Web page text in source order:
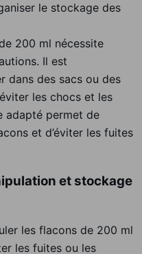
le stockage des
200 ml nécessite
Il est
dans des sacs ou des
les chocs et les
adapté permet de
et d’éviter les fuites
et stockage
les flacons de 200 ml
les fuites ou les